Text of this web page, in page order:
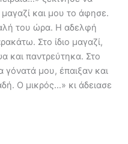
και μου το άφησε.
του ώρα. Η αδελφή
Στο ίδιο μαγαζί,
και παντρεύτηκα. Στο
γόνατά μου, έπαιξαν και
Ο μικρός…» κι άδειασε